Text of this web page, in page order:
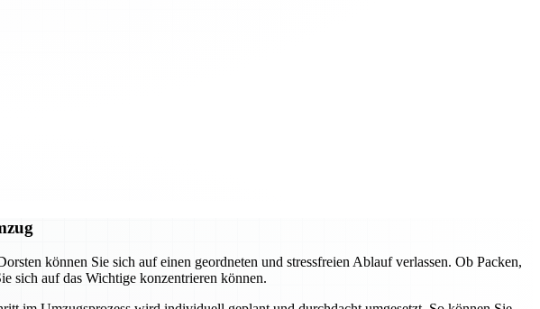
können Sie sich auf einen geordneten und stressfreien Ablauf verlassen. Ob Packen,
sich auf das Wichtige konzentrieren können.